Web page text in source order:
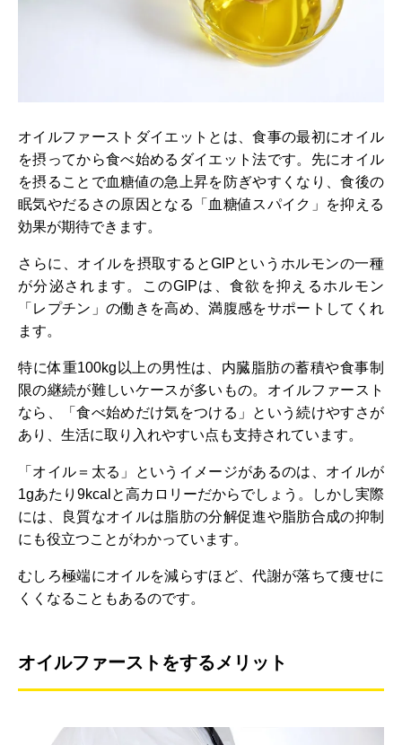
オイルファーストダイエットとは、食事の最初にオイル
を摂ってから食べ始めるダイエット法です。先にオイル
を摂ることで血糖値の急上昇を防ぎやすくなり、食後の
眠気やだるさの原因となる「血糖値スパイク」を抑える
効果が期待できます。
さらに、オイルを摂取するとGIPというホルモンの一種
が分泌されます。このGIPは、食欲を抑えるホルモン
「レプチン」の働きを高め、満腹感をサポートしてくれ
ます。
特に体重100kg以上の男性は、内臓脂肪の蓄積や食事制
限の継続が難しいケースが多いもの。オイルファースト
なら、「食べ始めだけ気をつける」という続けやすさが
あり、生活に取り入れやすい点も支持されています。
「オイル＝太る」というイメージがあるのは、オイルが
1gあたり9kcalと高カロリーだからでしょう。しかし実際
には、良質なオイルは脂肪の分解促進や脂肪合成の抑制
にも役立つことがわかっています。
むしろ極端にオイルを減らすほど、代謝が落ちて痩せに
くくなることもあるのです。
オイルファーストをするメリット